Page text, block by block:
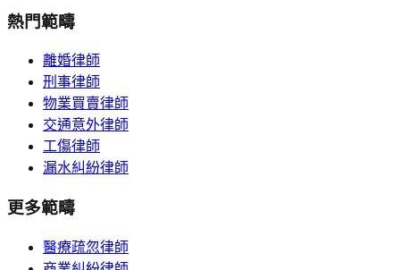
熱門範疇
離婚律師
刑事律師
物業買賣律師
交通意外律師
工傷律師
漏水糾紛律師
更多範疇
醫療疏忽律師